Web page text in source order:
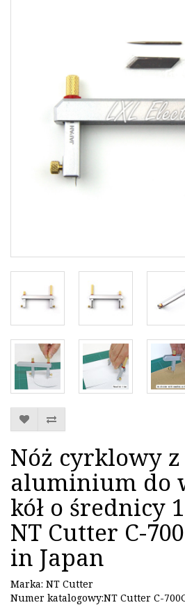
Nóż cyrklowy z
aluminium do
kół o średnicy
NT Cutter C-
in Japan
Marka: NT Cutter
Numer katalogowy:NT Cutter C-